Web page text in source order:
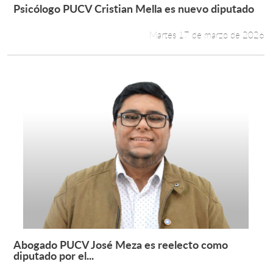
Leer más +
Psicólogo PUCV Cristian Mella es nuevo diputado
Martes 17 de marzo de 2026
Leer más +
Abogado PUCV José Meza es reelecto como
diputado por el...